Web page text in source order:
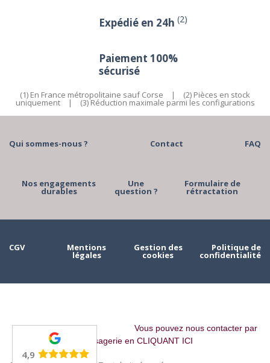
Expédié en 24h (2)
Paiement 100%
sécurisé
(1) En France métropolitaine sauf Corse | (2) Pièces en stock
uniquement | (3) Réduction maximale parmi les configurations
Qui sommes-nous ? Contact FAQ
Nos engagements
durables
Une
question ?
Formulaire de
rétractation
CGV Mentions
légales
Gestion des
cookies
Politique de
confidentialité
Vous pouvez nous contacter par
messagerie en CLIQUANT ICI
4,9